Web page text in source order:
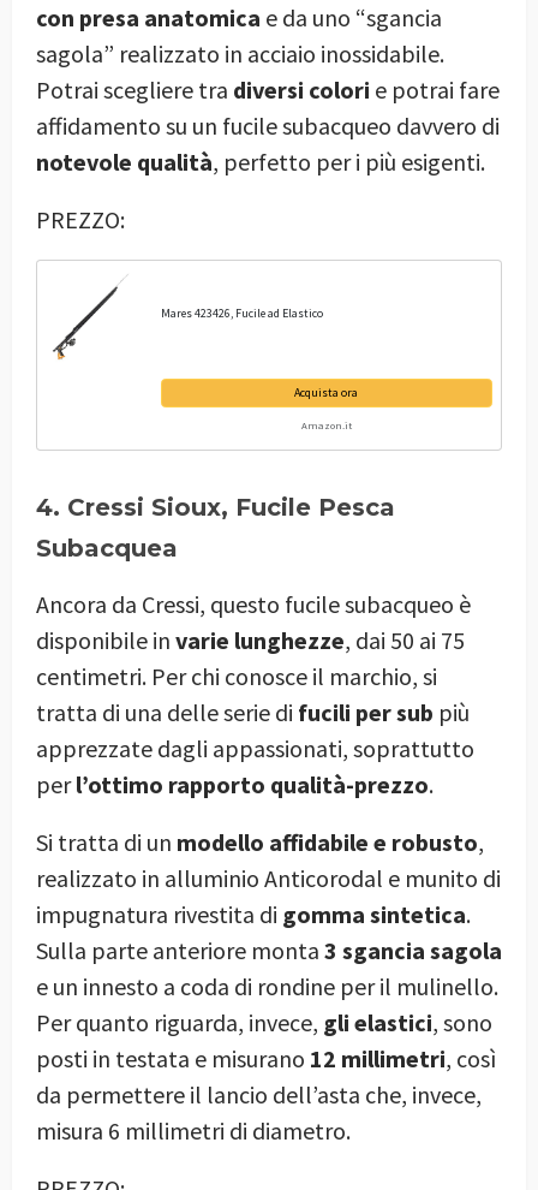
con presa anatomica e da uno “sgancia
sagola” realizzato in acciaio inossidabile.
Potrai scegliere tra diversi colori e potrai fare
affidamento su un fucile subacqueo davvero di
notevole qualità, perfetto per i più esigenti.
PREZZO:
Mares 423426, Fucile ad Elastico
Acquista ora
Amazon.it
4. Cressi Sioux, Fucile Pesca
Subacquea
Ancora da Cressi, questo fucile subacqueo è
disponibile in varie lunghezze, dai 50 ai 75
centimetri. Per chi conosce il marchio, si
tratta di una delle serie di fucili per sub più
apprezzate dagli appassionati, soprattutto
perl’ottimo rapporto qualità-prezzo.
Si tratta di un modello affidabile e robusto,
realizzato in alluminio Anticorodal e munito di
impugnatura rivestita di gomma sintetica.
Sulla parte anteriore monta 3 sgancia sagola
e un innesto a coda di rondine per il mulinello.
Per quanto riguarda, invece, gli elastici, sono
posti in testata e misurano 12 millimetri, così
da permettere il lancio dell’asta che, invece,
misura 6 millimetri di diametro.